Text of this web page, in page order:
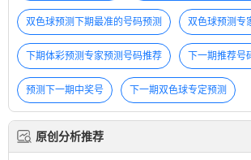
双色球预测下期最准的号码预测 双色球预测专
下期体彩预测专家预测号码推荐 下一期推荐号
预测下一期中奖号 下一期双色球专定预测
原创分析推荐